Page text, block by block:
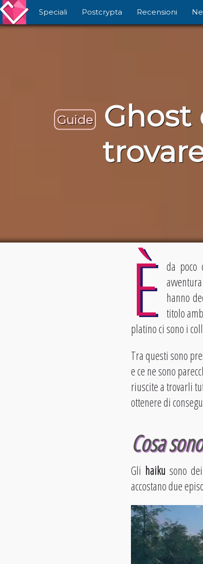
Speciali Postcrypta Recensioni
Guide
Ghost
È da poco
hanno
titolo
platino ci sono i
Tra questi sono
e ce ne sono
riuscite a trovarli
ottenere di
Cosa
Gli haiku sono
accostano due